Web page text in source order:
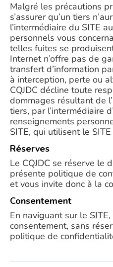
Malgré les précautions
s’assurer qu’un tiers
l’intermédiaire du SITE
personnels vous
telles fuites se
Internet n’offre pas de
transfert d’information
à interception, perte ou
CQJDC décline toute
dommages résultant de
tiers, par l’intermédiaire
renseignements
SITE, qui utilisent le
Réserves
Le CQJDC se réserve le
présente politique de
et vous invite donc à la
Consentement
En naviguant sur le
consentement, sans
politique de